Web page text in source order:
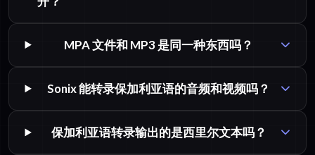
MPA 文件和 MP3 是同一种东西吗？
Sonix 能转录保加利亚语的音频和视频吗？
保加利亚语转录输出的是西里尔文本吗？